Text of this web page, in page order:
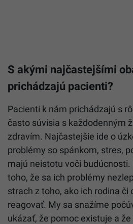
S akými najčastejšími
prichádzajú pacienti?
Pacienti k nám prichádzajú s
často súvisia s každodenným
zdravím. Najčastejšie ide o
problémy so spánkom, stres,
majú neistotu voči
toho, že sa ich problémy
strach z toho, ako ich rodina či
reagovať. My sa snažíme
ukázať, že pomoc existuje a